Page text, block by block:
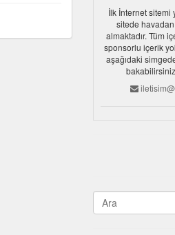
İlk İnternet sitemi
sitede havadan
almaktadır. Tüm
sponsorlu içerik
aşağıdaki